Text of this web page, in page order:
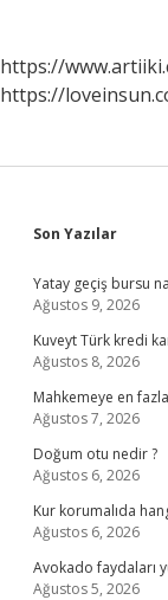
https://
https://
Son Yazılar
Yatay geçiş bursu
Ağustos 9, 2026
Kuveyt Türk kredi
Ağustos 8, 2026
Mahkemeye en
Ağustos 7, 2026
Doğum otu nedir ?
Ağustos 6, 2026
Kur korumalıda
Ağustos 6, 2026
Avokado faydaları
Ağustos 5, 2026